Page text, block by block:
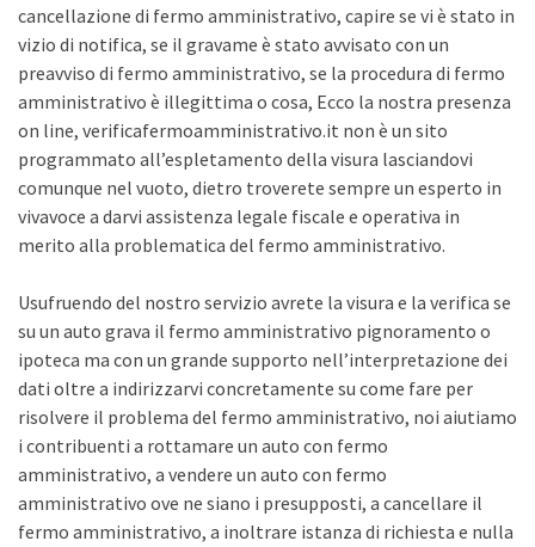
cancellazione di fermo amministrativo, capire se vi è stato in
vizio di notifica, se il gravame è stato avvisato con un
preavviso di fermo amministrativo, se la procedura di fermo
amministrativo è illegittima o cosa, Ecco la nostra presenza
on line, verificafermoamministrativo.it non è un sito
programmato all’espletamento della visura lasciandovi
comunque nel vuoto, dietro troverete sempre un esperto in
vivavoce a darvi assistenza legale fiscale e operativa in
merito alla problematica del fermo amministrativo.
Usufruendo del nostro servizio avrete la visura e la verifica se
su un auto grava il fermo amministrativo pignoramento o
ipoteca ma con un grande supporto nell’interpretazione dei
dati oltre a indirizzarvi concretamente su come fare per
risolvere il problema del fermo amministrativo, noi aiutiamo
i contribuenti a rottamare un auto con fermo
amministrativo, a vendere un auto con fermo
amministrativo ove ne siano i presupposti, a cancellare il
fermo amministrativo, a inoltrare istanza di richiesta e nulla